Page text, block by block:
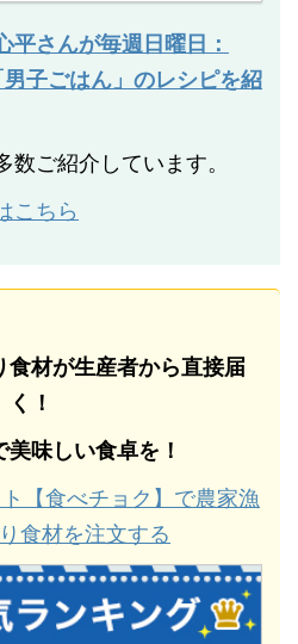
平さんが毎週日曜日：
子ごはん」のレシピを紹
ご紹介しています。
こちら
食材が生産者から直接届
く！
味しい食卓を！
【食べチョク】で農家漁
食材を注文する